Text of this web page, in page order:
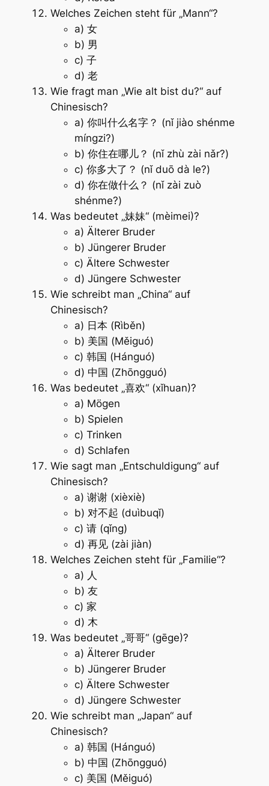
Welches Zeichen steht für „Mann“?
a) 女
b) 男
c) 子
d) 老
Wie fragt man „Wie alt bist du?“ auf
Chinesisch?
a) 你叫什么名字？ (nǐ jiào shénme
míngzi?)
b) 你住在哪儿？ (nǐ zhù zài nǎr?)
c) 你多大了？ (nǐ duō dà le?)
d) 你在做什么？ (nǐ zài zuò
shénme?)
Was bedeutet „妹妹“ (mèimei)?
a) Älterer Bruder
b) Jüngerer Bruder
c) Ältere Schwester
d) Jüngere Schwester
Wie schreibt man „China“ auf
Chinesisch?
a) 日本 (Rìběn)
b) 美国 (Měiguó)
c) 韩国 (Hánguó)
d) 中国 (Zhōngguó)
Was bedeutet „喜欢“ (xǐhuan)?
a) Mögen
b) Spielen
c) Trinken
d) Schlafen
Wie sagt man „Entschuldigung“ auf
Chinesisch?
a) 谢谢 (xièxiè)
b) 对不起 (duìbuqǐ)
c) 请 (qǐng)
d) 再见 (zài jiàn)
Welches Zeichen steht für „Familie“?
a) 人
b) 友
c) 家
d) 木
Was bedeutet „哥哥“ (gēge)?
a) Älterer Bruder
b) Jüngerer Bruder
c) Ältere Schwester
d) Jüngere Schwester
Wie schreibt man „Japan“ auf
Chinesisch?
a) 韩国 (Hánguó)
b) 中国 (Zhōngguó)
c) 美国 (Měiguó)